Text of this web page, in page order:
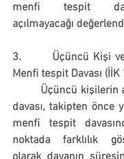
menfi tespit
açılmayacağı
3.       Üçüncü Kişi
Menfi tespit Davası (İİK
davası, takipten önce
menfi tespit
noktada farklılık